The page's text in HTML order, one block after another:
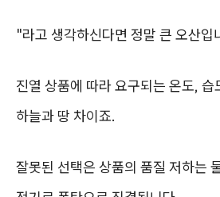
"라고 생각하신다면 정말 큰 오산입
진열 상품에 따라 요구되는 온도, 습
하늘과 땅 차이죠.
잘못된 선택은 상품의 품질 저하는